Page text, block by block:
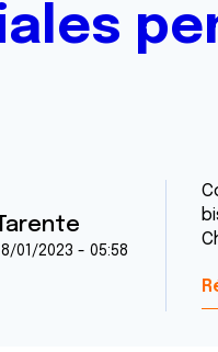
Tarente
18/01/2023 - 05:58